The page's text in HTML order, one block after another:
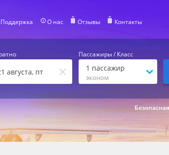
Поддержка О нас Отзывы Контакты
августа, пт
Пассажиры / Класс
1 пассажир
эконом